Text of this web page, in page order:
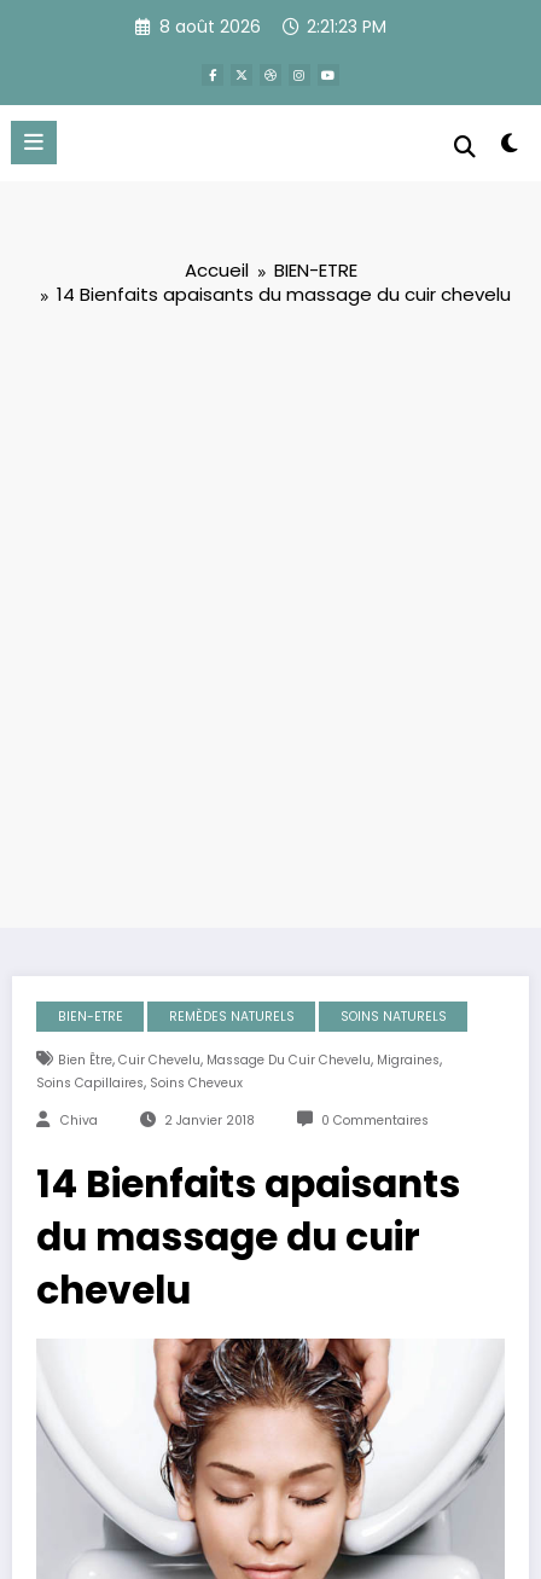
8 août 2026 2:21:24 PM
Accueil
BIEN-ETRE
14 Bienfaits apaisants du massage du cuir chevelu
BIEN-ETRE REMÈDES NATURELS SOINS NATURELS
Bien Être, Cuir Chevelu, Massage Du Cuir Chevelu, Migraines,
Soins Capillaires, Soins Cheveux
Chiva 2 Janvier 2018 0 Commentaires
14 Bienfaits apaisants
du massage du cuir
chevelu